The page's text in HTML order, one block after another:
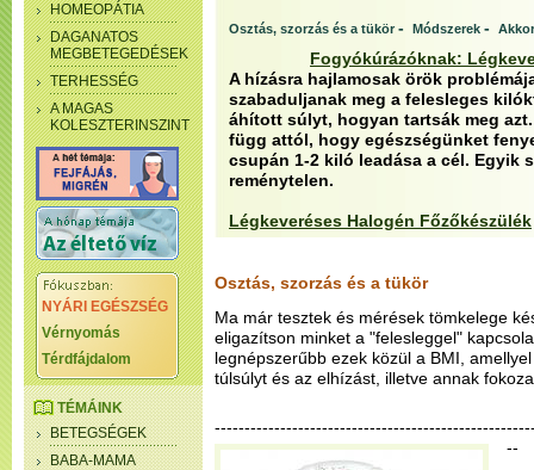
HOMEOPÁTIA
DAGANATOS
MEGBETEGEDÉSEK
TERHESSÉG
A MAGAS
KOLESZTERINSZINT
NYÁRI EGÉSZSÉG
Vérnyomás
Térdfájdalom
TÉMÁINK
BETEGSÉGEK
BABA-MAMA
Osztás, szorzás és a tükör - Módszerek -
Fogyókúrázóknak:
A hízásra hajlamosak örök
szabaduljanak meg a felesleges
áhított súlyt, hogyan tartsák meg
függ attól, hogy egészségünket
csupán 1-2 kiló leadása a cél. Egyik
reménytelen.
Légkeveréses Halogén Főzőkészülék
Osztás, szorzás és a tükör
Ma már tesztek és mérések tömkelege
eligazítson minket a "felesleggel"
legnépszerűbb ezek közül a BMI,
túlsúlyt és az elhízást, illetve annak
--